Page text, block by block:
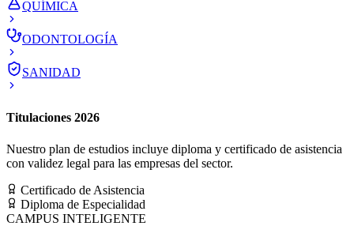
QUÍMICA
ODONTOLOGÍA
SANIDAD
Titulaciones 2026
Nuestro plan de estudios incluye diploma y certificado de asistencia
con validez legal para las empresas del sector.
Certificado de Asistencia
Diploma de Especialidad
CAMPUS INTELIGENTE